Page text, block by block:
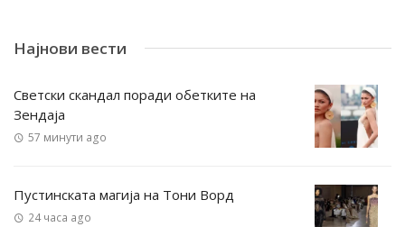
Најнови вести
Светски скандал поради обетките на
Зендаја
57 минути ago
Пустинската магија на Тони Ворд
24 часа ago